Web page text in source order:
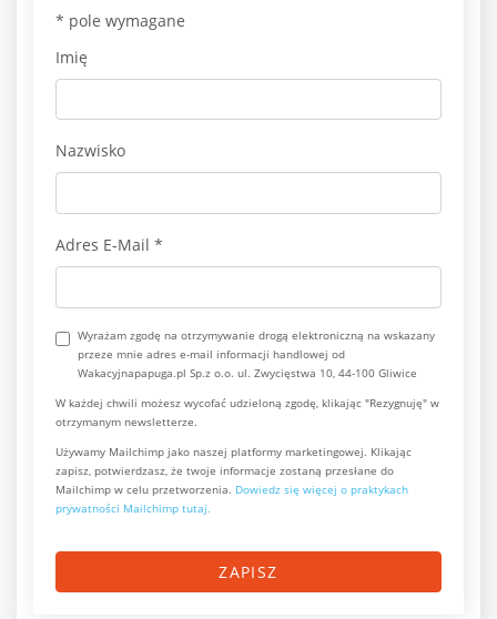
* pole wymagane
Imię
Nazwisko
Adres E-Mail *
Wyrażam zgodę na otrzymywanie drogą elektroniczną na wskazany
przeze mnie adres e-mail informacji handlowej od
Wakacyjnapapuga.pl Sp.z o.o. ul. Zwycięstwa 10, 44-100 Gliwice
W każdej chwili możesz wycofać udzieloną zgodę, klikając "Rezygnuję" w
otrzymanym newsletterze.
Używamy Mailchimp jako naszej platformy marketingowej. Klikając
zapisz, potwierdzasz, że twoje informacje zostaną przesłane do
Mailchimp w celu przetworzenia. Dowiedz się więcej o praktykach
prywatności Mailchimp tutaj.
ZAPISZ